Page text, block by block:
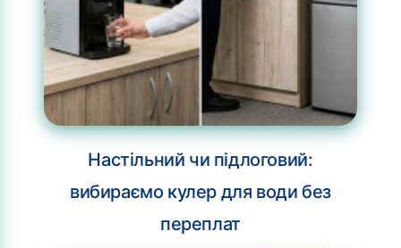
Настільний чи підлоговий:
вибираємо кулер для води без
переплат